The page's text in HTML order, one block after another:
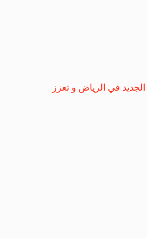
الجديد في الرياض و تعزز